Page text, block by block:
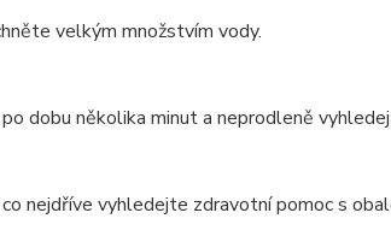
velkým množstvím vody.
dobu několika minut a neprodleně
nejdříve vyhledejte zdravotní pomoc s